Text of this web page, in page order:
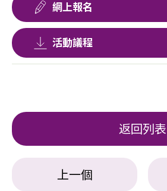
網上報名
活動議程
返回列表
上一個